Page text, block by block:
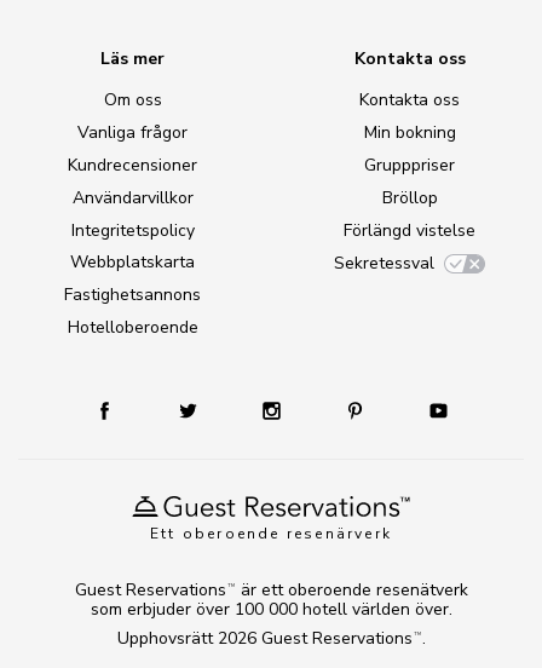
Ett oberoende resenärverk
Läs mer
Om oss
Vanliga frågor
Kundrecensioner
Användarvillkor
Integritetspolicy
Webbplatskarta
Fastighetsannons
Hotelloberoende
Kontakta oss
Kontakta oss
Min bokning
Grupppriser
Bröllop
Förlängd vistelse
Sekretessval
Upphovsrätt 2026 Guest Reservations TM .
Guest Reservations TM
är ett oberoende resenätverk
som erbjuder över 100 000 hotell världen över.